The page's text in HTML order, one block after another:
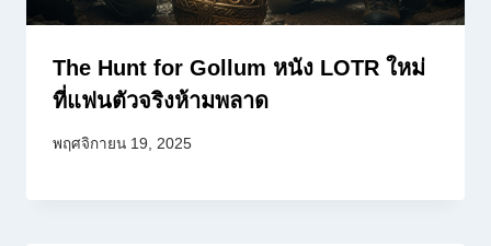
The Hunt for Gollum หนัง LOTR ใหม่
ที่แฟนตัวจริงห้ามพลาด
พฤศจิกายน 19, 2025